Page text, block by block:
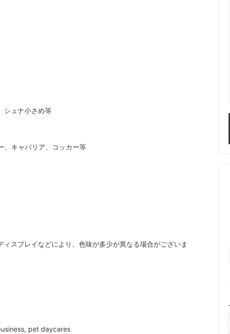
シュナ小さめ等
、キャバリア、コッカー等
スプレイなどにより、色味が多少が異なる場合がございま
pet daycares